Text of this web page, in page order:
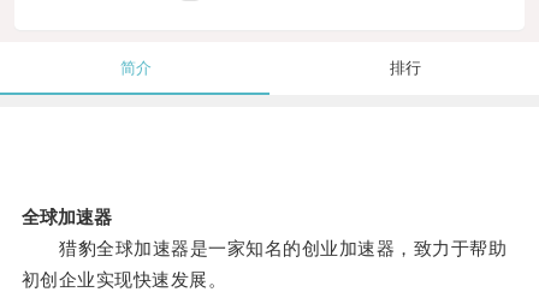
简介 排行
全球加速器
猎豹全球加速器是一家知名的创业加速器，致力于帮助
初创企业实现快速发展。